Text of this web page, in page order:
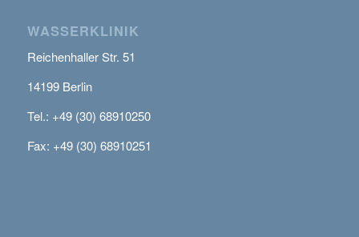
WASSERKLINIK
Reichenhaller Str. 51
14199 Berlin
Tel.: +49 (30) 68910250
Fax: +49 (30) 68910251